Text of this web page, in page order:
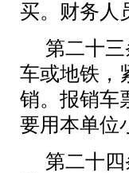
买。财务人
第二十
车或地铁，
销。报销车
要用本单位
第二十